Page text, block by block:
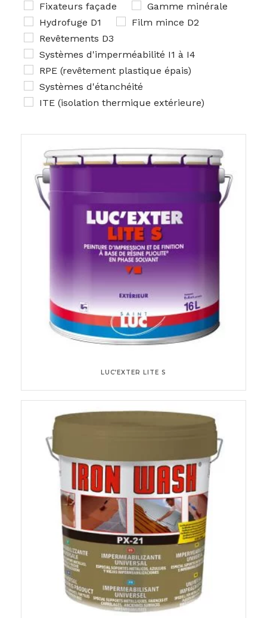
Fixateurs façade
Gamme minérale
Hydrofuge D1
Film mince D2
Revêtements D3
Systèmes d'imperméabilité I1 à I4
RPE (revêtement plastique épais)
Systèmes d'étanchéité
ITE (isolation thermique extérieure)
LUC’EXTER LITE S